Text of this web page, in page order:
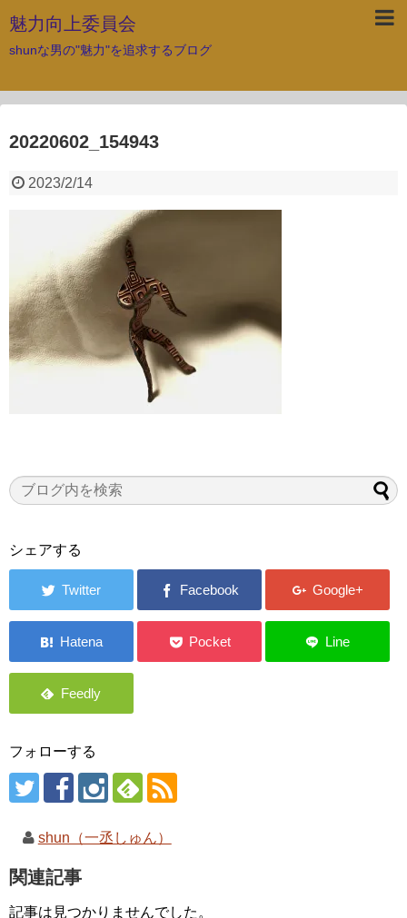
魅力向上委員会
shunな男の"魅力"を追求するブログ
20220602_154943
2023/2/14
シェアする
フォローする
shun（一丞しゅん）
関連記事
記事は見つかりませんでした。